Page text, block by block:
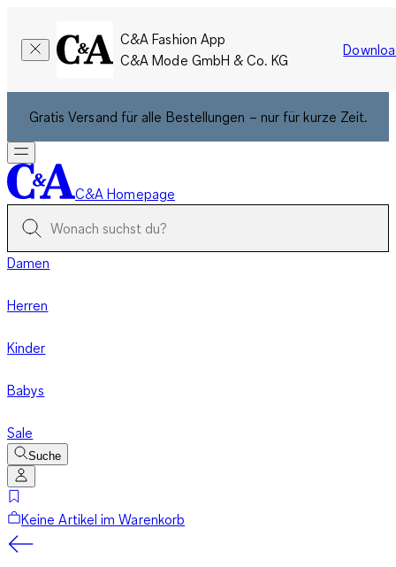
C&A Fashion App
C&A Mode GmbH & Co. KG
Gratis Versand für alle Bestellungen – nur für kurze Zeit.
C&A Homepage
Damen
Herren
Kinder
Babys
Sale
Suche
Keine Artikel im Warenkorb